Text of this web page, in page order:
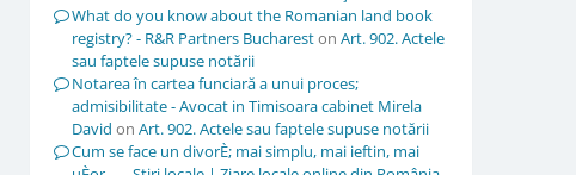
What do you know about the Romanian land book
registry? - R&R Partners Buchareston Art. 902. Actele
sau faptele supuse notării
Notarea în cartea funciară a unui proces;
admisibilitate - Avocat in Timisoara cabinet Mirela
David on Art. 902. Actele sau faptele supuse notării
Cum se face un divorÈ; mai simplu, mai ieftin, mai